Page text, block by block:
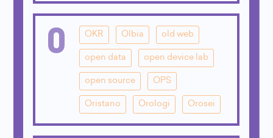
O OKR Olbia old web
open data open device lab
open source OPS
Oristano Orologi Orosei